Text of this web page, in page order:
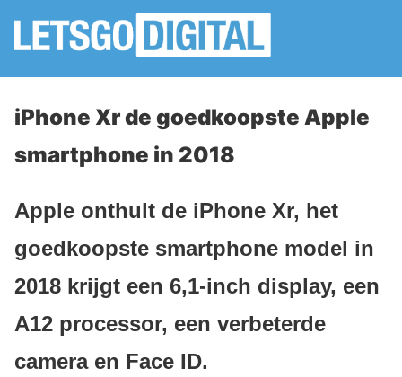
iPhone Xr de goedkoopste Apple
smartphone in 2018
Apple onthult de iPhone Xr, het
goedkoopste smartphone model in
2018 krijgt een 6,1-inch display, een
A12 processor, een verbeterde
camera en Face ID.